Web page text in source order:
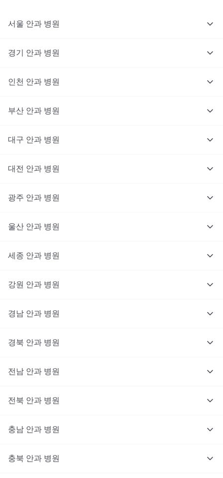
서울 안과 병원
경기 안과 병원
인천 안과 병원
부산 안과 병원
대구 안과 병원
대전 안과 병원
광주 안과 병원
울산 안과 병원
세종 안과 병원
강원 안과 병원
경남 안과 병원
경북 안과 병원
전남 안과 병원
전북 안과 병원
충남 안과 병원
충북 안과 병원
대기없이 진료를 받고 싶으신가요?